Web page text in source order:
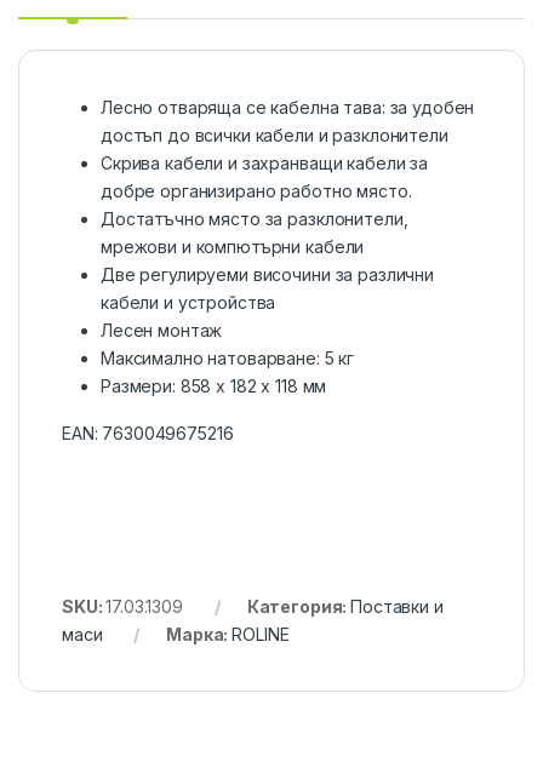
Лесно отваряща се кабелна тава: за удобен
достъп до всички кабели и разклонители
Скрива кабели и захранващи кабели за
добре организирано работно място.
Достатъчно място за разклонители,
мрежови и компютърни кабели
Две регулируеми височини за различни
кабели и устройства
Лесен монтаж
Максимално натоварване: 5 кг
Размери: 858 x 182 x 118 мм
EAN: 7630049675216
SKU:17.03.1309 Категория:Поставки и
маси
Марка:ROLINE